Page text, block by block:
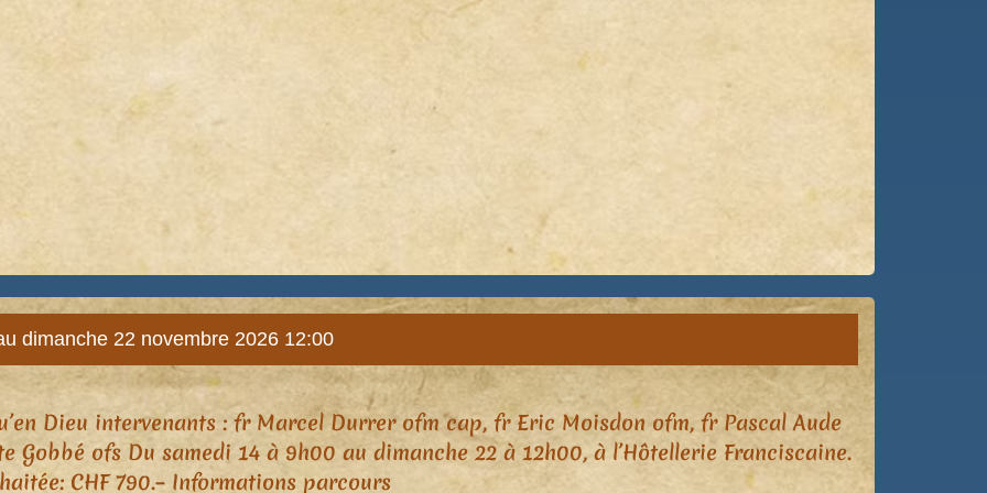
dimanche 22 novembre 2026 12:00
Dieu intervenants : fr Marcel Durrer ofm cap, fr Eric Moisdon ofm, fr Pascal Aude
Gobbé ofs Du samedi 14 à 9h00 au dimanche 22 à 12h00, à l’Hôtellerie Franciscaine.
CHF 790.– Informations parcours